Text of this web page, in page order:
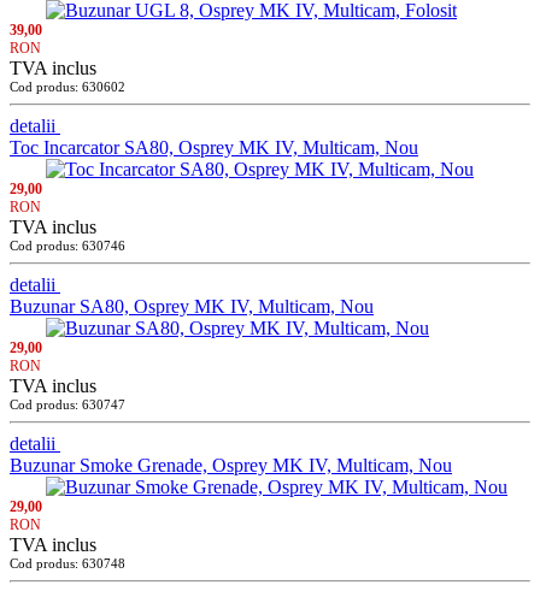
39,00
RON
TVA inclus
Cod produs: 630602
detalii
Toc Incarcator SA80, Osprey MK IV, Multicam, Nou
29,00
RON
TVA inclus
Cod produs: 630746
detalii
Buzunar SA80, Osprey MK IV, Multicam, Nou
29,00
RON
TVA inclus
Cod produs: 630747
detalii
Buzunar Smoke Grenade, Osprey MK IV, Multicam, Nou
29,00
RON
TVA inclus
Cod produs: 630748